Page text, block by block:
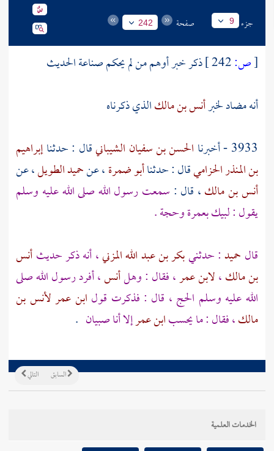
جزء 9 صفحة 242
[ص:
ذكر خبر أوهم من لم يحكم صناعة الحديث
أنه مضاد لخبرأنس بن مالكالذي ذكرناه
3933 - أخبرنا
الحسن بن سفيان الشيبانيقال : حدثناإبراهيم
بن المنذر الحزاميقال : حدثناأبو ضمرة، عنحميد الطويل، عن
أنس بن مالك، قال : سمعت رسول الله صلى الله عليه وسلم
يقول : لبيك بعمرة وحجة .
قال حميد: حدثنيبكر بن عبد الله المزني، أنه ذكر حديثأنس
بن مالك،لابن عمر، فقال : وهلأنس، أفرد رسول الله صلى
الله عليه وسلم الحج ، قال : فذكرت قول ابن عمرلأنس بن
مالك، فقال : ما يحسبابن عمرإلا أنا صبيان .
التالي السابق
الخدمات العلمية